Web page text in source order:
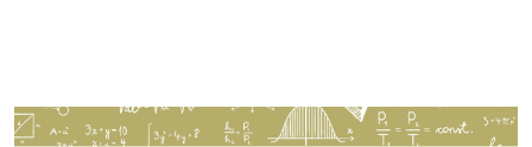
Imagen de portada